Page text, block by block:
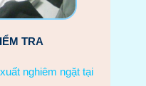
TRA
nghiêm ngặt tại